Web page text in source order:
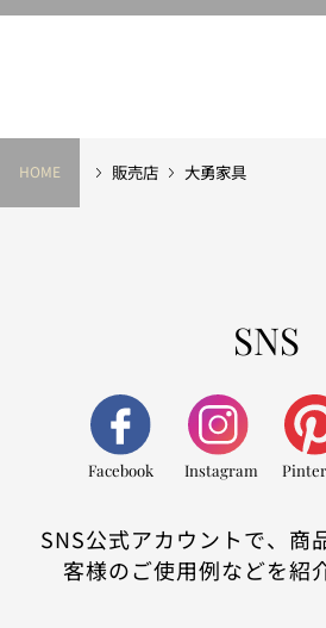
HOME 販売店 大勇家具
SNS
Facebook Instagram
SNS公式アカウントで、商
客様のご使用例などを紹